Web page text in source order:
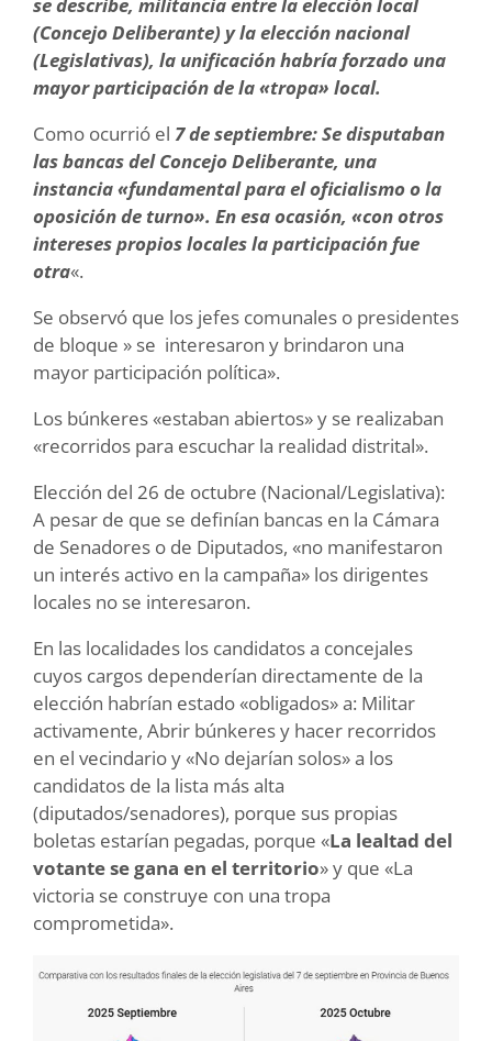
se describe, militancia entre la elección local
(Concejo Deliberante) y la elección nacional
(Legislativas), la unificación habría forzado una
mayor participación de la «tropa» local.
Como ocurrió el 7 de septiembre: Se disputaban
las bancas del Concejo Deliberante, una
instancia «fundamental para el oficialismo o la
oposición de turno». En esa ocasión, «con otros
intereses propios locales la participación fue
otra«.
Se observó que los jefes comunales o presidentes
de bloque » se interesaron y brindaron una
mayor participación política».
Los búnkeres «estaban abiertos» y se realizaban
«recorridos para escuchar la realidad distrital».
Elección del 26 de octubre (Nacional/Legislativa):
A pesar de que se definían bancas en la Cámara
de Senadores o de Diputados, «no manifestaron
un interés activo en la campaña» los dirigentes
locales no se interesaron.
En las localidades los candidatos a concejales
cuyos cargos dependerían directamente de la
elección habrían estado «obligados» a: Militar
activamente, Abrir búnkeres y hacer recorridos
en el vecindario y «No dejarían solos» a los
candidatos de la lista más alta
(diputados/senadores), porque sus propias
boletas estarían pegadas, porque «La lealtad del
votante se gana en el territorio» y que «La
victoria se construye con una tropa
comprometida».